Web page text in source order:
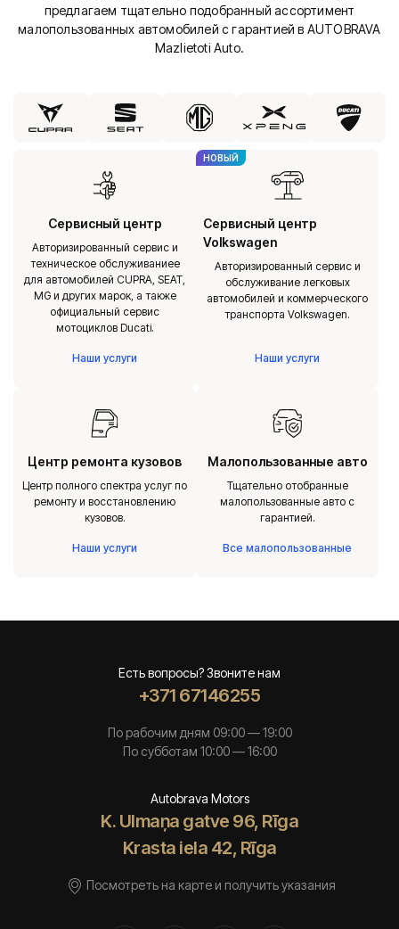
предлагаем тщательно подобранный ассортимент
малопользованных автомобилей с гарантией в AUTOBRAVA
Mazlietoti Auto.
Сервисный центр
Авторизированный сервис и
техническое обслуживаниее
для автомобилей CUPRA, SEAT,
MG и других марок, а также
официальный сервис
мотоциклов Ducati.
Наши услуги
НОВЫЙ
Сервисный центр
Volkswagen
Авторизированный сервис и
обслуживание легковых
автомобилей и коммерческого
транспорта Volkswagen.
Наши услуги
Центр ремонта кузовов
Центр полного спектра услуг по
ремонту и восстановлению
кузовов.
Наши услуги
Малопользованные авто
Тщательно отобранные
малопользованные авто с
гарантией.
Все малопользованные
Есть вопросы? Звоните нам
+371 67146255
По рабочим дням 09:00 — 19:00
По субботам 10:00 — 16:00
Autobrava Motors
K. Ulmaņa gatve 96, Rīga
Krasta iela 42, Rīga
Посмотреть на карте и получить указания